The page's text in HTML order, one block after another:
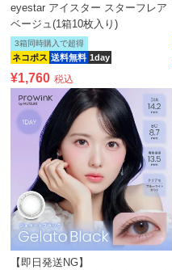
eyestar アイスター スターフレア
ベージュ(1箱10枚入り)
ネコポス 送料無料 1day
3箱同時購入で超得
¥1,760 税込
【即日発送NG】